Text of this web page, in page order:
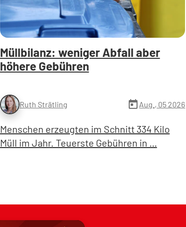
Müllbilanz: weniger Abfall aber
höhere Gebühren
Ruth Strätling todayAug., 05 2026
Menschen erzeugten im Schnitt 334 Kilo
Müll im Jahr. Teuerste Gebühren in …